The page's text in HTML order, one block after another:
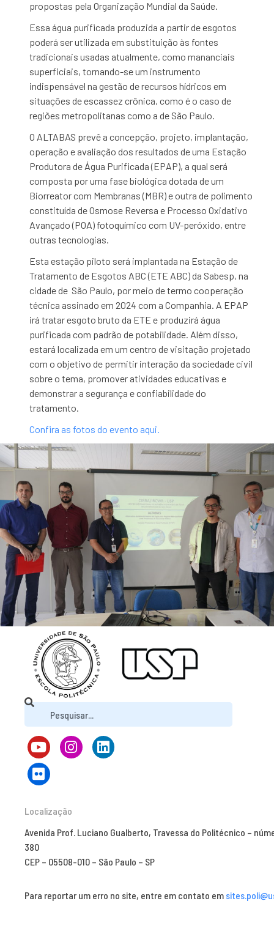
propostas pela Organização Mundial da Saúde.
Essa água purificada produzida a partir de esgotos
poderá ser utilizada em substituição às fontes
tradicionais usadas atualmente, como mananciais
superficiais, tornando-se um instrumento
indispensável na gestão de recursos hídricos em
situações de escassez crônica, como é o caso de
regiões metropolitanas como a de São Paulo.
O ALTABAS prevê a concepção, projeto, implantação,
operação e avaliação dos resultados de uma Estação
Produtora de Água Purificada (EPAP), a qual será
composta por uma fase biológica dotada de um
Biorreator com Membranas (MBR) e outra de polimento
constituída de Osmose Reversa e Processo Oxidativo
Avançado (POA) fotoquímico com UV-peróxido, entre
outras tecnologias.
Esta estação piloto será implantada na Estação de
Tratamento de Esgotos ABC (ETE ABC) da Sabesp, na
cidade de São Paulo, por meio de termo cooperação
técnica assinado em 2024 com a Companhia. A EPAP
irá tratar esgoto bruto da ETE e produzirá água
purificada com padrão de potabilidade. Além disso,
estará localizada em um centro de visitação projetado
com o objetivo de permitir interação da sociedade civil
sobre o tema, promover atividades educativas e
demonstrar a segurança e confiabilidade do
tratamento.
Confira as fotos do evento aqui.
Localização
Avenida Prof. Luciano Gualberto, Travessa do Politécnico –
380
CEP – 05508-010 – São Paulo – SP
Para reportar um erro no site, entre em contato em